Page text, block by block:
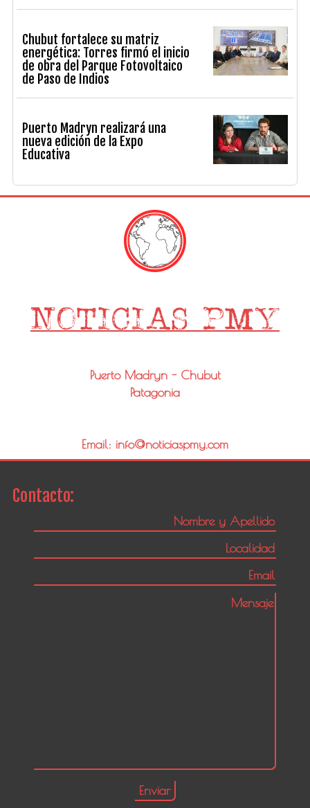
Chubut fortalece su matriz
energética: Torres firmó el inicio
de obra del Parque Fotovoltaico
de Paso de Indios
Puerto Madryn realizará una
nueva edición de la Expo
Educativa
Puerto Madryn - Chubut
Patagonia
Email: info@noticiaspmy.com
Contacto: